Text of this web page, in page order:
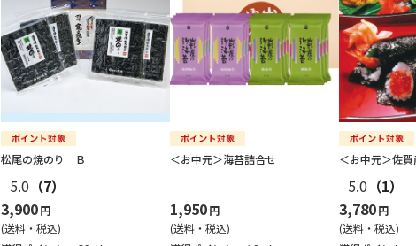
松尾の焼のり Ｂ
5.0 （7）
3,900円
(送料・税込)
＜お中元＞海苔詰合せ
1,950円
(送料・税込)
＜お中元＞佐賀
5.0 （1）
3,780円
(送料・税込)